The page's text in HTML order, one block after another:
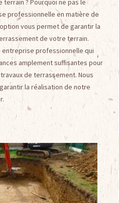
? Pourquoi ne pas le
professionnelle en matière de
vous permet de garantir la
de votre terrain.
entreprise professionnelle qui
amplement suffisantes pour
de terrassement. Nous
la réalisation de notre